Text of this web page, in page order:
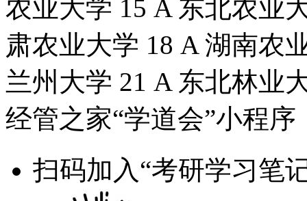
农业大学 15 A 东北农业
肃农业大学 18 A 湖南农
兰州大学 21 A 东北林业
经管之家“学道会”小程序
扫码加入“考研学习笔